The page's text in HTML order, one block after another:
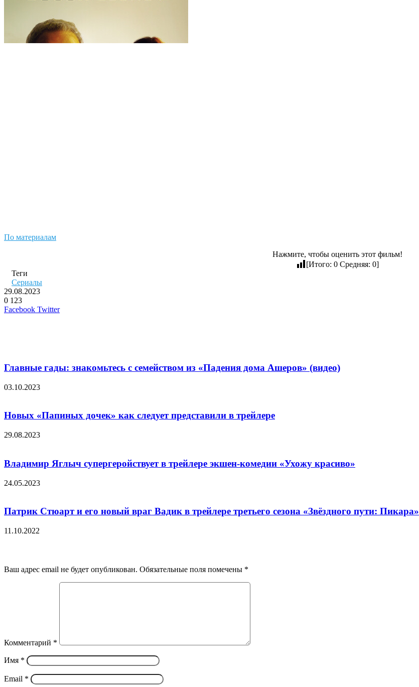
По материалам
Нажмите, чтобы оценить этот фильм!
[Итого: 0Средняя: 0]
Теги
Сериалы
29.08.2023
0 123
Facebook TwitterLinkedIn
Pinterest
Вконтакте
Одноклассники
Skype
WhatsApp
Telegram
Viber
Главные гады: знакомьтесь с семейством из «Падения дома Ашеров» (видео)
03.10.2023
Новых «Папиных дочек» как следует представили в трейлере
29.08.2023
Владимир Яглыч супергеройствует в трейлере экшен-комедии «Ухожу красиво»
24.05.2023
Патрик Стюарт и его новый враг Вадик в трейлере третьего сезона «Звёздного пути: Пикара»
11.10.2022
Ваш адрес email не будет опубликован. Обязательные поля помечены *
Комментарий *
Имя *
Email *